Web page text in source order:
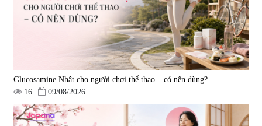
Viên uống hỗ trợ giấc ngủ Fujina
Sleepy Nhật Bản 80 viên
Viên uống phòng ngừa & hỗ trợ
điều trị đột quỵ Biken Kinase
Glucosamine Nhật cho người chơi thể thao – có nên dùng?
16
09/08/2026